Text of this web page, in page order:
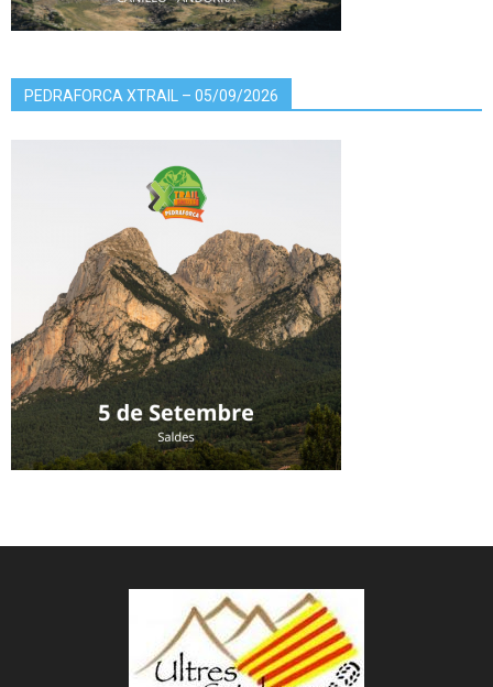
PEDRAFORCA XTRAIL – 05/09/2026